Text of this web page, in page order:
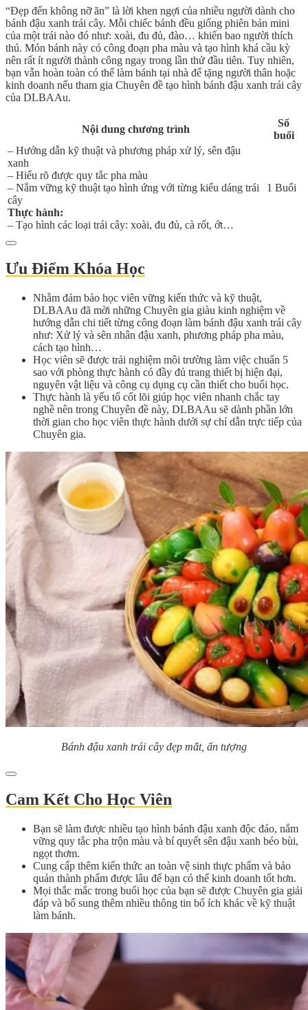
“Đẹp đến không nỡ ăn” là lời khen ngợi của nhiều người dành cho
bánh đậu xanh trái cây. Mỗi chiếc bánh đều giống phiên bản mini
của một trái nào đó như: xoài, đu đủ, đào… khiến bao người thích
thú. Món bánh này có công đoạn pha màu và tạo hình khá cầu kỳ
nên rất ít người thành công ngay trong lần thử đầu tiên. Tuy nhiên,
bạn vẫn hoàn toàn có thể làm bánh tại nhà để tặng người thân hoặc
kinh doanh nếu tham gia Chuyên đề tạo hình bánh đậu xanh trái cây
của DLBAAu.
Nội dung chương trình
Số
buổi
– Hướng dẫn kỹ thuật và phương pháp xử lý, sên đậu
xanh
– Hiểu rõ được quy tắc pha màu
– Nắm vững kỹ thuật tạo hình ứng với từng kiểu dáng trái
cây
Thực hành:
– Tạo hình các loại trái cây: xoài, đu đủ, cà rốt, ớt…
1 Buổi
Ưu Điểm Khóa Học
Nhằm đảm bảo học viên vững kiến thức và kỹ thuật,
DLBAAu đã mời những Chuyên gia giàu kinh nghiệm về
hướng dẫn chi tiết từng công đoạn làm bánh đậu xanh trái cây
như: Xử lý và sên nhân đậu xanh, phương pháp pha màu,
cách tạo hình…
Học viên sẽ được trải nghiệm môi trường làm việc chuẩn 5
sao với phòng thực hành có đầy đủ trang thiết bị hiện đại,
nguyên vật liệu và công cụ dụng cụ cần thiết cho buổi học.
Thực hành là yếu tố cốt lõi giúp học viên nhanh chắc tay
nghề nên trong Chuyên đề này, DLBAAu sẽ dành phần lớn
thời gian cho học viên thực hành dưới sự chỉ dẫn trực tiếp của
Chuyên gia.
Bánh đậu xanh trái cây đẹp mắt, ấn tượng
Cam Kết Cho Học Viên
Bạn sẽ làm được nhiều tạo hình bánh đậu xanh độc đáo, nắm
vững quy tắc pha trộn màu và bí quyết sên đậu xanh béo bùi,
ngọt thơm.
Cung cấp thêm kiến thức an toàn vệ sinh thực phẩm và bảo
quản thành phẩm được lâu để bạn có thể kinh doanh tốt hơn.
Mọi thắc mắc trong buổi học của bạn sẽ được Chuyên gia giải
đáp và bổ sung thêm nhiều thông tin bổ ích khác về kỹ thuật
làm bánh.